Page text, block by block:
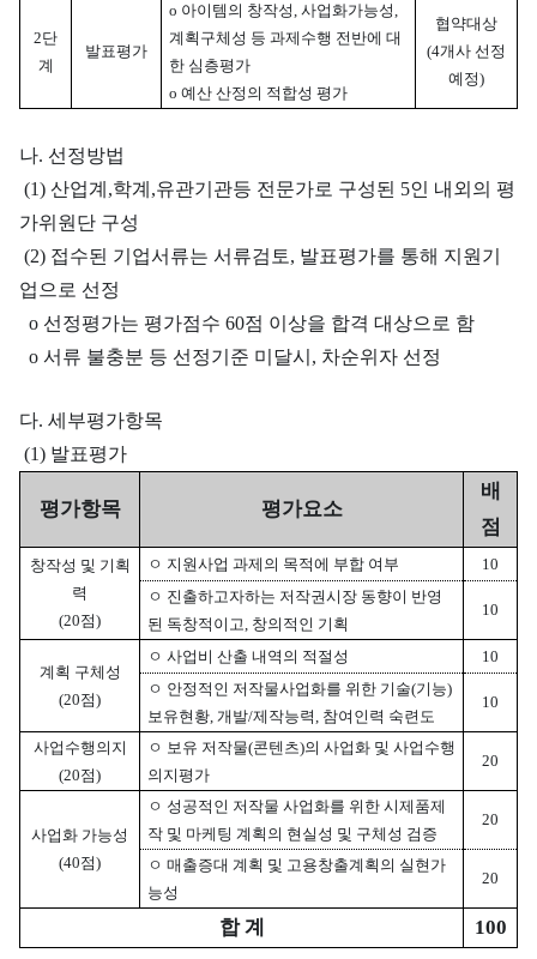
2단
계
발표평가
o 아이템의 창작성, 사업화가능성,
계획구체성 등 과제수행 전반에 대
한 심층평가
o 예산 산정의 적합성 평가
협약대상
(4개사 선정
예정)
나. 선정방법
(1) 산업계,학계,유관기관등 전문가로 구성된 5인 내외의 평
가위원단 구성
(2) 접수된 기업서류는 서류검토, 발표평가를 통해 지원기
업으로 선정
o 선정평가는 평가점수 60점 이상을 합격 대상으로 함
o 서류 불충분 등 선정기준 미달시, 차순위자 선정
다. 세부평가항목
(1) 발표평가
평가항목 평가요소
배
점
창작성 및 기획
력
(20점)
ㅇ 지원사업 과제의 목적에 부합 여부
10
ㅇ 진출하고자하는 저작권시장 동향이 반영
된 독창적이고, 창의적인 기획
10
계획 구체성
(20점)
ㅇ 사업비 산출 내역의 적절성
10
ㅇ 안정적인 저작물사업화를 위한 기술(기능)
보유현황, 개발/제작능력, 참여인력 숙련도
10
사업수행의지
(20점)
ㅇ 보유 저작물(콘텐츠)의 사업화 및 사업수행
의지평가
20
사업화 가능성
(40점)
ㅇ 성공적인 저작물 사업화를 위한 시제품제
작 및 마케팅 계획의 현실성 및 구체성 검증
20
ㅇ 매출증대 계획 및 고용창출계획의 실현가
능성
20
합 계 100